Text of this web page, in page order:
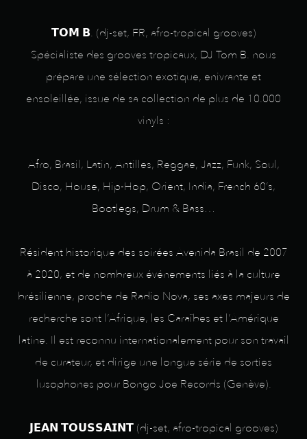
𝗧𝗢𝗠 𝗕. (dj-set, FR, afro-tropical grooves)
Spécialiste des grooves tropicaux, DJ Tom B. nous
prépare une sélection exotique, enivrante et
ensoleillée, issue de sa collection de plus de 10.000
vinyls :
Afro, Brasil, Latin, Antilles, Reggae, Jazz, Funk, Soul,
Disco, House, Hip-Hop, Orient, India, French 60’s,
Bootlegs, Drum & Bass…
Résident historique des soirées Avenida Brasil de 2007
à 2020, et de nombreux événements liés à la culture
brésilienne, proche de Radio Nova, ses axes majeurs de
recherche sont l’Afrique, les Caraïbes et l’Amérique
latine. Il est reconnu internationalement pour son travail
de curateur, et dirige une longue série de sorties
lusophones pour Bongo Joe Records (Genève).
𝗝𝗘𝗔𝗡 𝗧𝗢𝗨𝗦𝗦𝗔𝗜𝗡𝗧 (dj-set, afro-tropical grooves)